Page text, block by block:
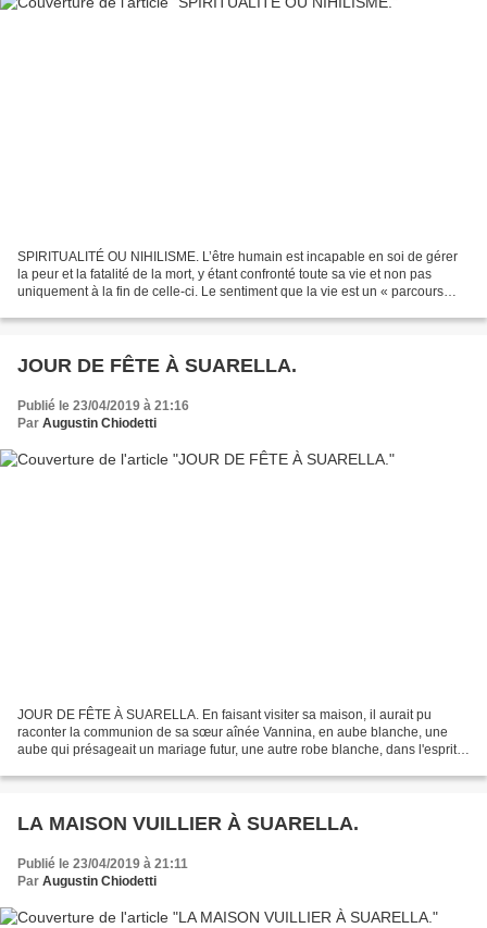
SPIRITUALITÉ OU NIHILISME. L’être humain est incapable en soi de gérer
la peur et la fatalité de la mort, y étant confronté toute sa vie et non pas
uniquement à la fin de celle-ci. Le sentiment que la vie est un « parcours
JOUR DE FÊTE À SUARELLA.
Publié le 23/04/2019 à 21:16
Par Augustin Chiodetti
JOUR DE FÊTE À SUARELLA. En faisant visiter sa maison, il aurait pu
raconter la communion de sa sœur aînée Vannina, en aube blanche, une
aube qui présageait un mariage futur, une autre robe blanche, dans l'esprit
LA MAISON VUILLIER À SUARELLA.
Publié le 23/04/2019 à 21:11
Par Augustin Chiodetti